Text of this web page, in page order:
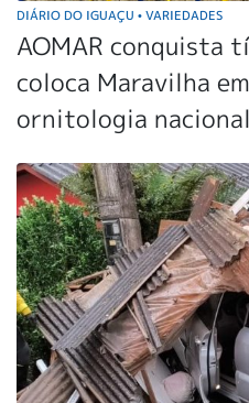
DIÁRIO DO IGUAÇU • VARIEDADES
AOMAR conquista
coloca Maravilha
ornitologia nacional